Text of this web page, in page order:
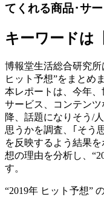
てくれる商品･サ
キーワードは
博報堂生活総合研究
ヒット予想”をまとめ
本レポートは、今年
サービス、コンテンツ
降、話題になりそう/
思うかを調査、｢そう
を反映するよう結果
想の理由を分析し、
す。
“2019年 ヒット予想”